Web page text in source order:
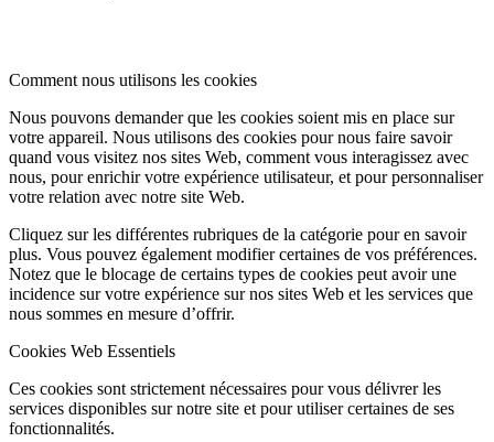
Comment nous utilisons les cookies
Nous pouvons demander que les cookies soient mis en place sur
votre appareil. Nous utilisons des cookies pour nous faire savoir
quand vous visitez nos sites Web, comment vous interagissez avec
nous, pour enrichir votre expérience utilisateur, et pour personnaliser
votre relation avec notre site Web.
Cliquez sur les différentes rubriques de la catégorie pour en savoir
plus. Vous pouvez également modifier certaines de vos préférences.
Notez que le blocage de certains types de cookies peut avoir une
incidence sur votre expérience sur nos sites Web et les services que
nous sommes en mesure d’offrir.
Cookies Web Essentiels
Ces cookies sont strictement nécessaires pour vous délivrer les
services disponibles sur notre site et pour utiliser certaines de ses
fonctionnalités.